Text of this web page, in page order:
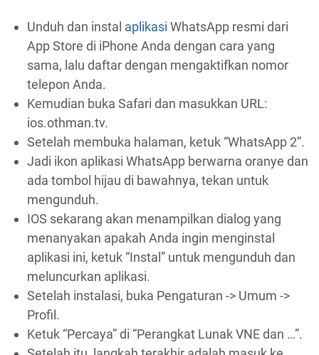
Unduh dan instal aplikasi WhatsApp resmi dari
App Store di iPhone Anda dengan cara yang
sama, lalu daftar dengan mengaktifkan nomor
telepon Anda.
Kemudian buka Safari dan masukkan URL:
ios.othman.tv.
Setelah membuka halaman, ketuk “WhatsApp 2”.
Jadi ikon aplikasi WhatsApp berwarna oranye dan
ada tombol hijau di bawahnya, tekan untuk
mengunduh.
IOS sekarang akan menampilkan dialog yang
menanyakan apakah Anda ingin menginstal
aplikasi ini, ketuk “Instal” untuk mengunduh dan
meluncurkan aplikasi.
Setelah instalasi, buka Pengaturan -> Umum ->
Profil.
Ketuk “Percaya” di “Perangkat Lunak VNE dan …”.